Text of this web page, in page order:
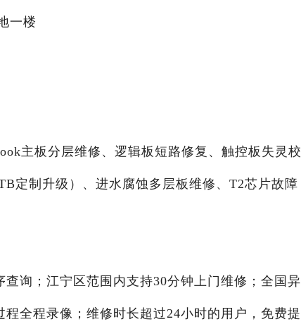
一楼
主板分层维修、逻辑板短路修复、触控板失灵校
定制升级）、进水腐蚀多层板维修、T2芯片故障
询；江宁区范围内支持30分钟上门维修；全国异
全程录像；维修时长超过24小时的用户，免费提